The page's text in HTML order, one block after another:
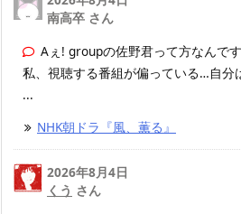
南高卒 さん
Aぇ! groupの佐野君って方なんで
私、視聴する番組が偏っている…自分
...
NHK朝ドラ『風、薫る』
2026年8月4日
くう さん